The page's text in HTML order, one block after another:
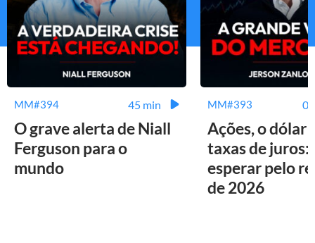
MM#394 45 min
O grave alerta de Niall
Ferguson para o
mundo
MM#393
Ações, o dólar
taxas de juros:
esperar pelo
de 2026